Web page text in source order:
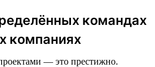
командах
компаниях
— это престижно.